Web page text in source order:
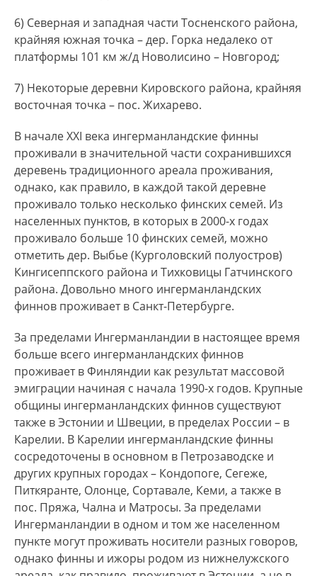
6) Северная и западная части Тосненского района,
крайняя южная точка – дер. Горка недалеко от
платформы 101 км ж/д Новолисино – Новгород;
7) Некоторые деревни Кировского района, крайняя
восточная точка – пос. Жихарево.
В начале ХХI века ингерманландские финны
проживали в значительной части сохранившихся
деревень традиционного ареала проживания,
однако, как правило, в каждой такой деревне
проживало только несколько финских семей. Из
населенных пунктов, в которых в 2000-х годах
проживало больше 10 финских семей, можно
отметить дер. Выбье (Курголовский полуостров)
Кингисеппского района и Тихковицы Гатчинского
района. Довольно много ингерманландских
финнов проживает в Санкт-Петербурге.
За пределами Ингерманландии в настоящее время
больше всего ингерманландских финнов
проживает в Финляндии как результат массовой
эмиграции начиная с начала 1990-х годов. Крупные
общины ингерманландских финнов существуют
также в Эстонии и Швеции, в пределах России – в
Карелии. В Карелии ингерманландские финны
сосредоточены в основном в Петрозаводске и
других крупных городах – Кондопоге, Сегеже,
Питкяранте, Олонце, Сортавале, Кеми, а также в
пос. Пряжа, Чална и Матросы. За пределами
Ингерманландии в одном и том же населенном
пункте могут проживать носители разных говоров,
однако финны и ижоры родом из нижнелужского